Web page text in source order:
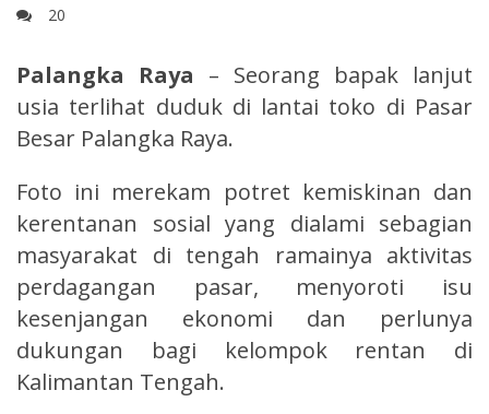
20
Palangka Raya – Seorang bapak lanjut
usia terlihat duduk di lantai toko di Pasar
Besar Palangka Raya.
Foto ini merekam potret kemiskinan dan
kerentanan sosial yang dialami sebagian
masyarakat di tengah ramainya aktivitas
perdagangan pasar, menyoroti isu
kesenjangan ekonomi dan perlunya
dukungan bagi kelompok rentan di
Kalimantan Tengah.